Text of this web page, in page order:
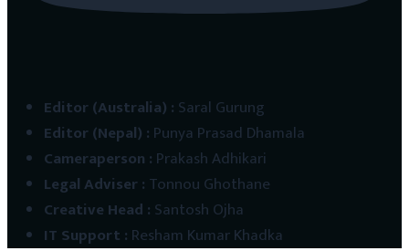
Editor (Australia) : Saral Gurung
Editor (Nepal) : Punya Prasad Dhamala
Cameraperson : Prakash Adhikari
Legal Adviser: Tonnou Ghothane
Creative Head : Santosh Ojha
IT Support : Resham Kumar Khadka